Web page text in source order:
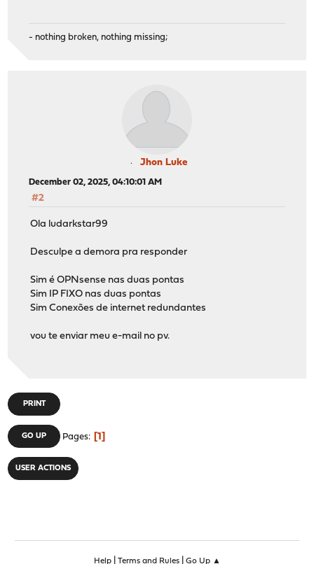
- nothing broken, nothing missing;
Jhon Luke
December 02, 2025, 04:10:01 AM
#2
Ola ludarkstar99
Desculpe a demora pra responder
Sim é OPNsense nas duas pontas
Sim IP FIXO nas duas pontas
Sim Conexões de internet redundantes
vou te enviar meu e-mail no pv.
PRINT
GO UP Pages 1
USER ACTIONS
Help| Terms and Rules| Go Up ▲